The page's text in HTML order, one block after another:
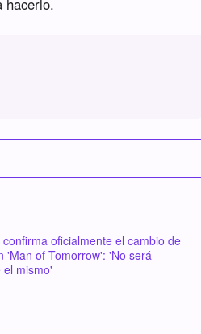
hacerlo.
oficialmente el cambio de
'Man of Tomorrow': 'No será
mismo'